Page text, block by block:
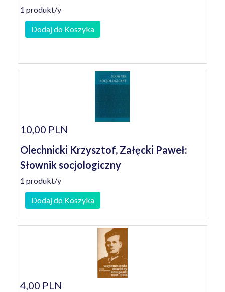
1 produkt/y
Dodaj do Koszyka
10,00 PLN
Olechnicki Krzysztof, Załęcki Paweł:
Słownik socjologiczny
1 produkt/y
Dodaj do Koszyka
4,00 PLN